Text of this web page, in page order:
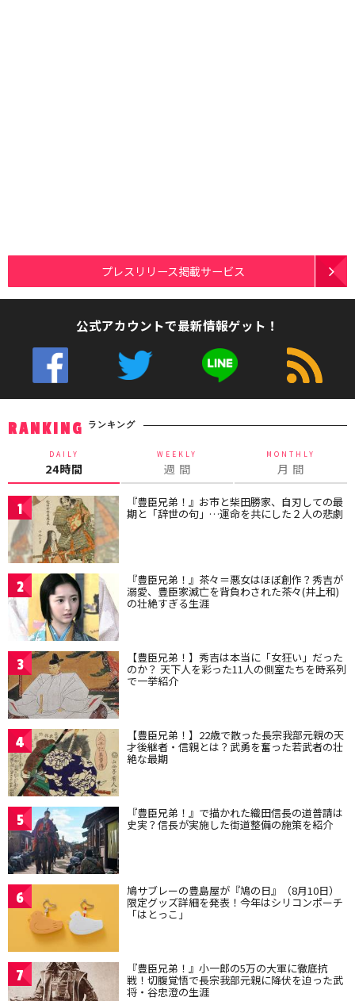
プレスリリース掲載サービス
公式アカウントで最新情報ゲット！
RANKING ランキング
DAILY
24時間
WEEKLY
週 間
MONTHLY
月 間
1 『豊臣兄弟！』お市と柴田勝家、自刃しての最
期と「辞世の句」…運命を共にした２人の悲劇
2 『豊臣兄弟！』茶々＝悪女はほぼ創作？秀吉が
溺愛、豊臣家滅亡を背負わされた茶々(井上和)
の壮絶すぎる生涯
3 【豊臣兄弟！】秀吉は本当に「女狂い」だった
のか？ 天下人を彩った11人の側室たちを時系列
で一挙紹介
4 【豊臣兄弟！】22歳で散った長宗我部元親の天
才後継者・信親とは？武勇を奮った若武者の壮
絶な最期
5 『豊臣兄弟！』で描かれた織田信長の道普請は
史実？信長が実施した街道整備の施策を紹介
6 鳩サブレーの豊島屋が『鳩の日』（8月10日）
限定グッズ詳細を発表！今年はシリコンポーチ
「はとっこ」
7 『豊臣兄弟！』小一郎の5万の大軍に徹底抗
戦！切腹覚悟で長宗我部元親に降伏を迫った武
将・谷忠澄の生涯